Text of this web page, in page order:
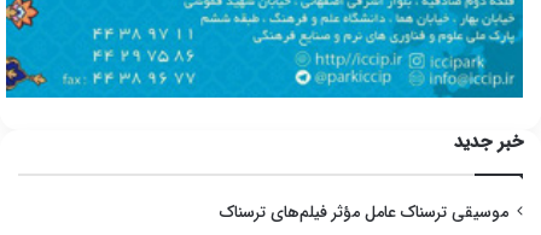
خبر جدید
موسیقی ترسناک عامل مؤثر فیلم‌های ترسناک